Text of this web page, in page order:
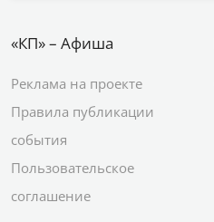
«КП» – Афиша
Реклама на проекте
Правила публикации
события
Пользовательское
соглашение